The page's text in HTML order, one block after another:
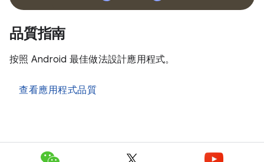
品質指南
按照 Android 最佳做法設計應用程式。
查看應用程式品質